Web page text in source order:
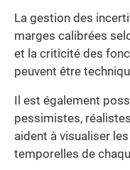
La gestion des
marges calibrées
et la criticité des
peuvent être
Il est également
pessimistes,
aident à visualiser
temporelles de